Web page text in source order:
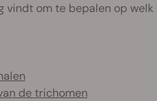
vindt om te bepalen op
de trichomen